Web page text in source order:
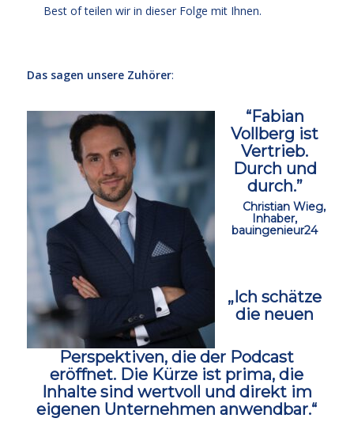
Best of teilen wir in dieser Folge mit Ihnen.
Das sagen unsere Zuhörer:
“Fabian
Vollberg ist
Vertrieb.
Durch und
durch.”
Christian Wieg,
Inhaber,
bauingenieur24
„Ich schätze
die neuen
Perspektiven, die der Podcast
eröffnet. Die Kürze ist prima, die
Inhalte sind wertvoll und direkt im
eigenen Unternehmen anwendbar.“